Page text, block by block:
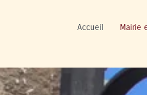
Accueil Mairie